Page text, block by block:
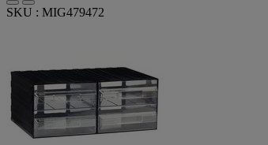
SKU : MIG479472